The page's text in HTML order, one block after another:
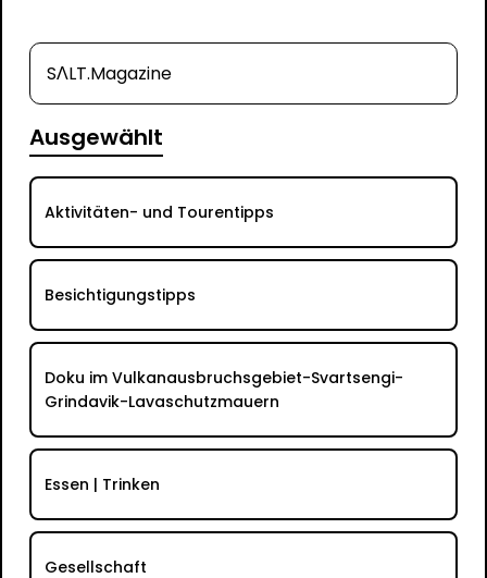
SΛLT.Magazine
Ausgewählt
Aktivitäten- und Tourentipps
Besichtigungstipps
Doku im Vulkanausbruchsgebiet-Svartsengi-
Grindavik-Lavaschutzmauern
Essen | Trinken
Gesellschaft